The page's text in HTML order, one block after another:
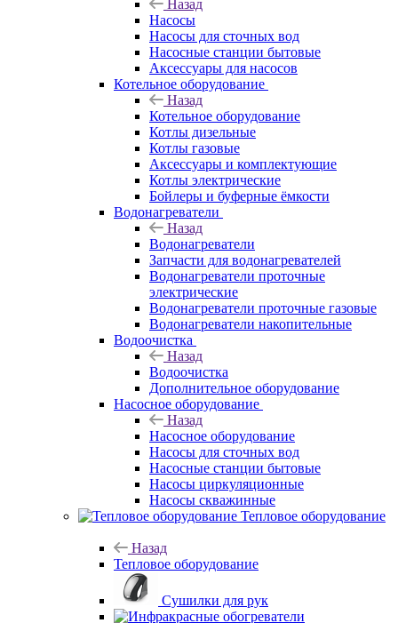
Назад
Насосы
Насосы для сточных вод
Насосные станции бытовые
Аксессуары для насосов
Котельное оборудование
Назад
Котельное оборудование
Котлы дизельные
Котлы газовые
Аксессуары и комплектующие
Котлы электрические
Бойлеры и буферные ёмкости
Водонагреватели
Назад
Водонагреватели
Запчасти для водонагревателей
Водонагреватели проточные
электрические
Водонагреватели проточные газовые
Водонагреватели накопительные
Водоочистка
Назад
Водоочистка
Дополнительное оборудование
Насосное оборудование
Назад
Насосное оборудование
Насосы для сточных вод
Насосные станции бытовые
Насосы циркуляционные
Насосы скважинные
Тепловое оборудование
Назад
Тепловое оборудование
Сушилки для рук